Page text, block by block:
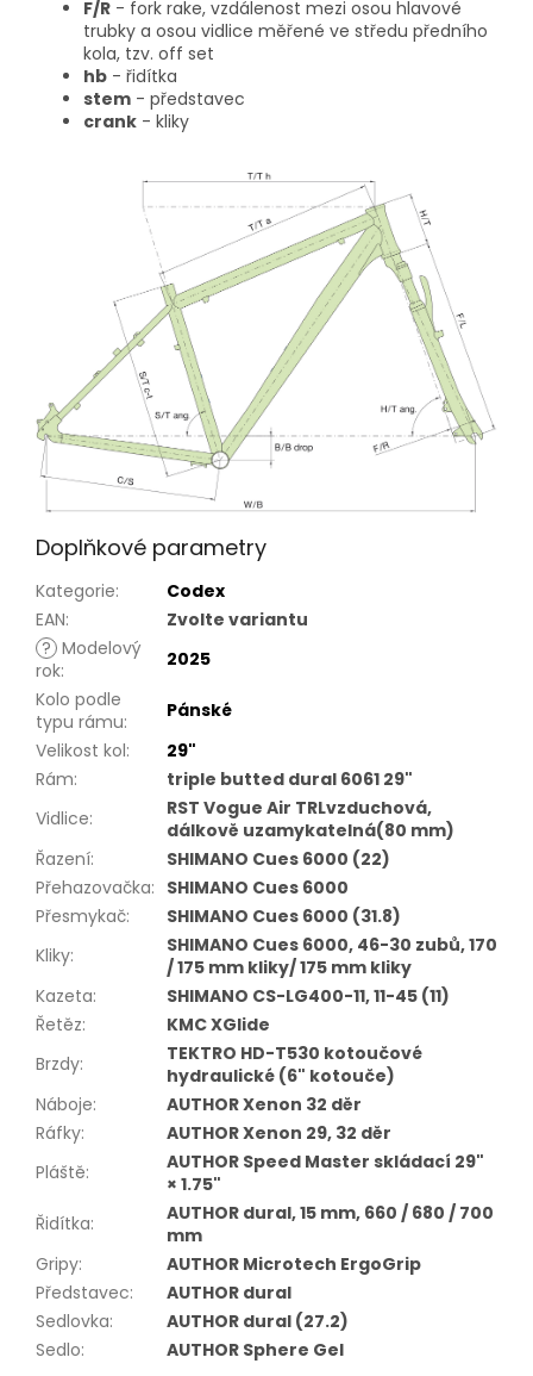
F/R - fork rake, vzdálenost mezi osou hlavové
trubky a osou vidlice měřené ve středu předního
kola, tzv. off set
hb - řidítka
stem - představec
crank - kliky
Doplňkové parametry
Kategorie:
Codex
EAN:
Zvolte variantu
? Modelový
rok:
2025
Kolo podle
typu rámu:
Pánské
Velikost kol:
29"
Rám:
triple butted dural 6061 29"
Vidlice:
RST Vogue Air TRLvzduchová,
dálkově uzamykatelná(80 mm)
Řazení:
SHIMANO Cues 6000 (22)
Přehazovačka: SHIMANO Cues 6000
Přesmykač:
SHIMANO Cues 6000 (31.8)
Kliky:
SHIMANO Cues 6000, 46-30 zubů, 170
/ 175 mm kliky/ 175 mm kliky
Kazeta:
SHIMANO CS-LG400-11, 11-45 (11)
Řetěz:
KMC XGlide
Brzdy:
TEKTRO HD-T530 kotoučové
hydraulické (6" kotouče)
Náboje:
AUTHOR Xenon 32 děr
Ráfky:
AUTHOR Xenon 29, 32 děr
Pláště:
AUTHOR Speed Master skládací 29"
× 1.75"
Řidítka:
AUTHOR dural, 15 mm, 660 / 680 / 700
mm
Gripy:
AUTHOR Microtech ErgoGrip
Představec:
AUTHOR dural
Sedlovka:
AUTHOR dural (27.2)
Sedlo: AUTHOR Sphere Gel